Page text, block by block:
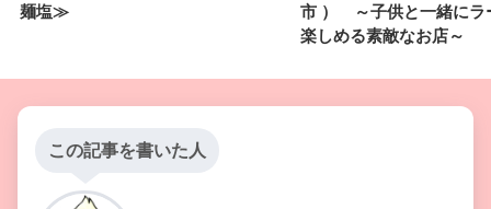
麺塩≫
市 ） ～子供と一緒にラ
楽しめる素敵なお店～
この記事を書いた人